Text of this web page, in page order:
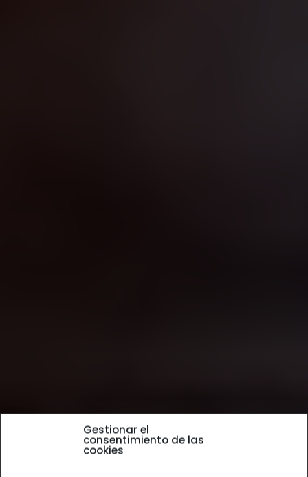
Gestionar el
consentimiento de las
cookies